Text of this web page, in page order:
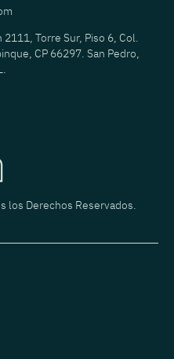
2111, Torre Sur, Piso 6, Col.
CP 66297. San Pedro,
los Derechos Reservados.